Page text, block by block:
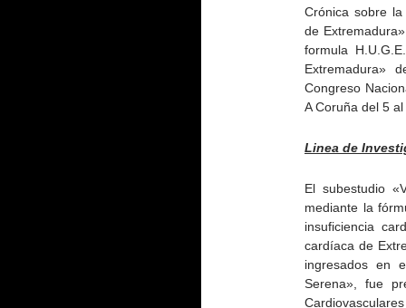
Crónica sobre
de
formula
Extremadura»
Congreso
A Coruña del 5
Linea de
El subestudio
mediante la
insuficiencia
cardíaca de
ingresados en
Serena», fue